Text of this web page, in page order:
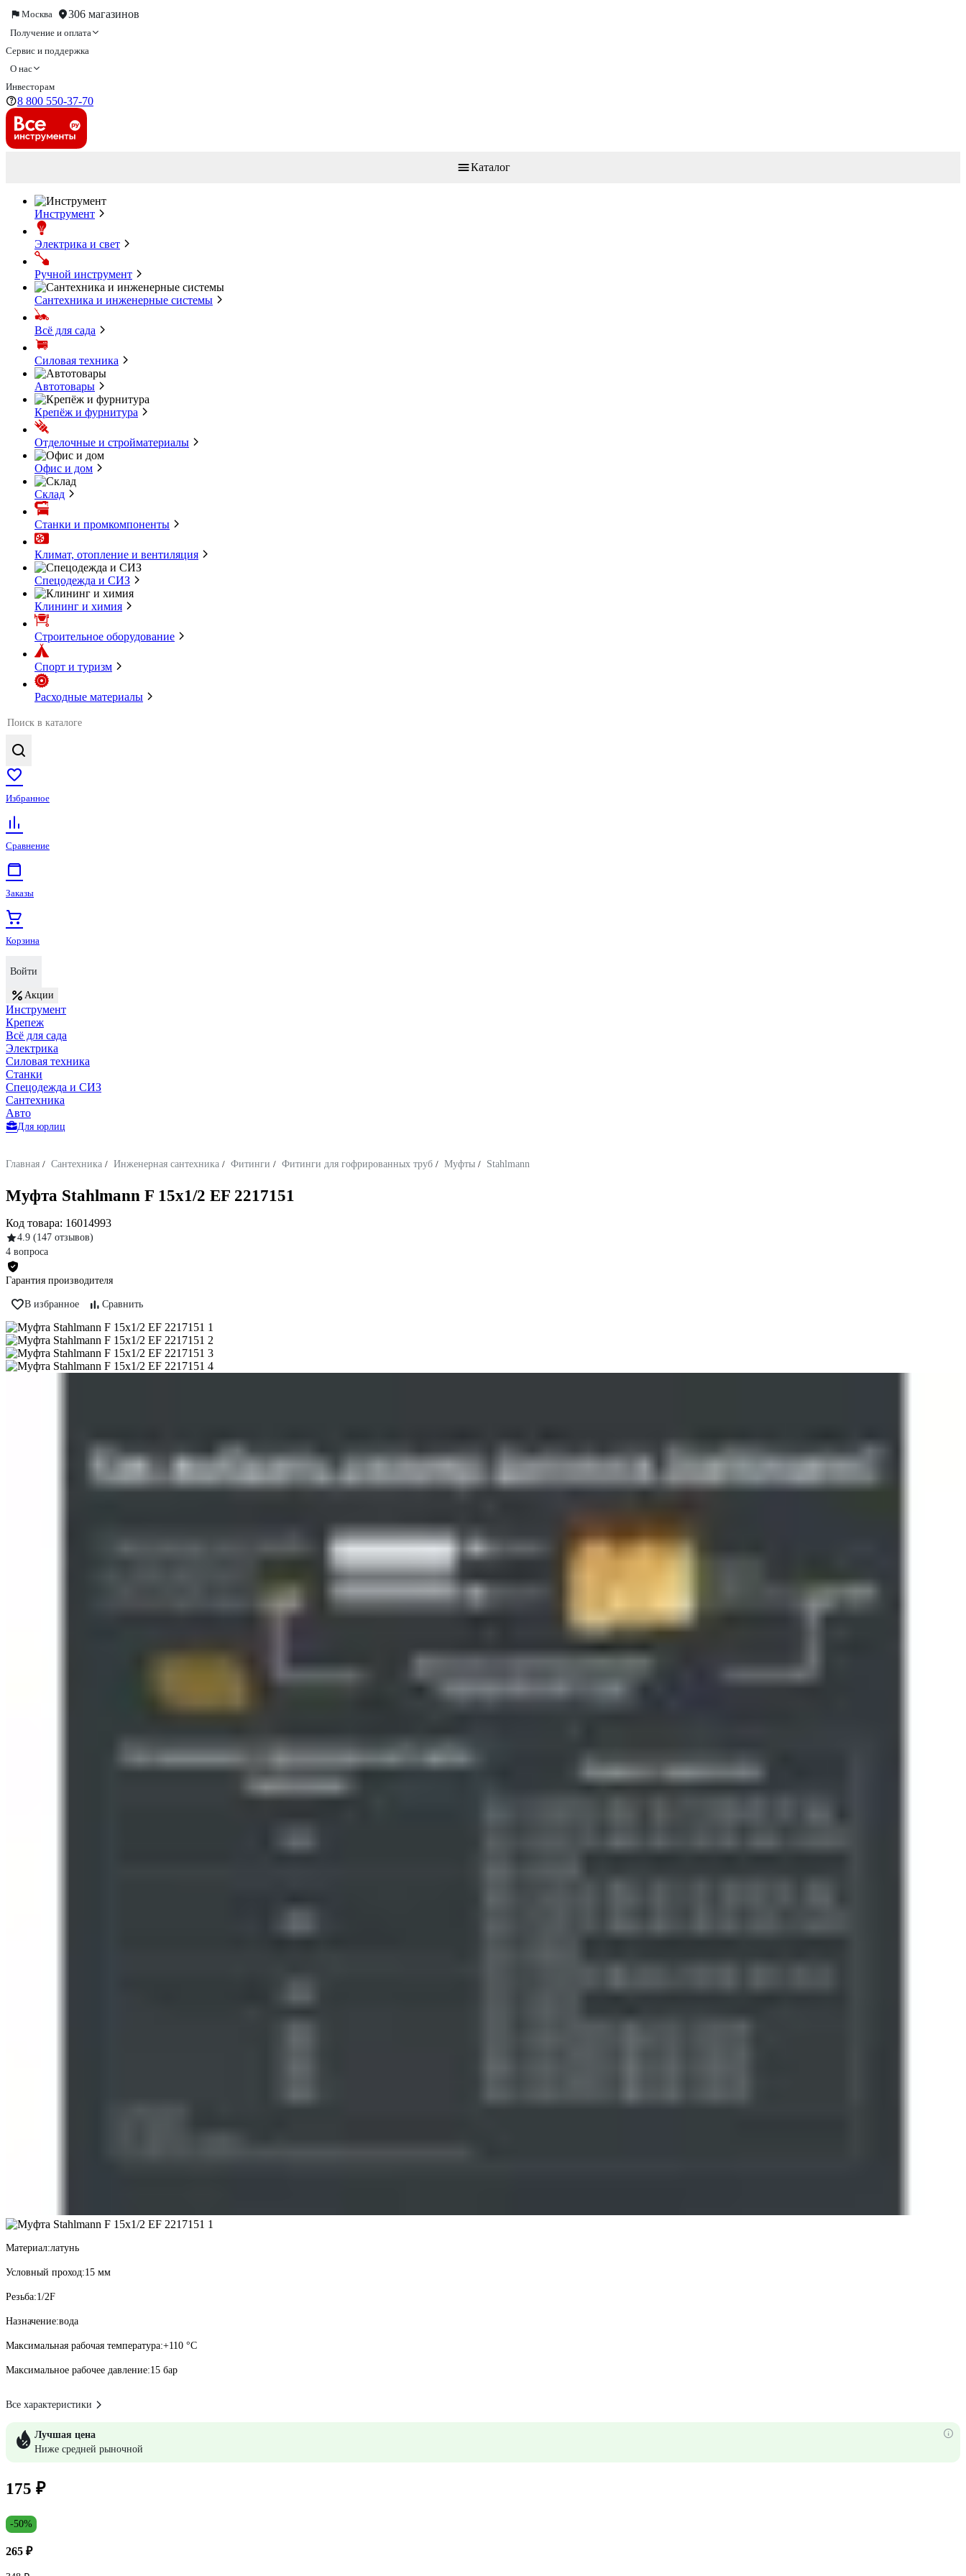
Москва 306 магазинов
Получение и оплата
Сервис и поддержка
О нас
Инвесторам
8 800 550-37-70
Каталог
Инструмент
Электрика и свет
Ручной инструмент
Сантехника и инженерные системы
Всё для сада
Силовая техника
Автотовары
Крепёж и фурнитура
Отделочные и стройматериалы
Офис и дом
Склад
Станки и промкомпоненты
Климат, отопление и вентиляция
Спецодежда и СИЗ
Клининг и химия
Строительное оборудование
Спорт и туризм
Расходные материалы
Избранное
Сравнение
Заказы
Корзина
Войти
Акции
Инструмент
Крепеж
Всё для сада
Электрика
Силовая техника
Станки
Спецодежда и СИЗ
Сантехника
Авто
Для юрлиц
Главная / Сантехника / Инженерная сантехника / Фитинги / Фитинги для гофрированных труб / Муфты / Stahlmann
Муфта Stahlmann F 15х1/2 EF 2217151
Код товара: 16014993
4.9 (147 отзывов)
4 вопроса
Гарантия производителя
В избранное Сравнить
Материал:латунь
Условный проход:15 мм
Резьба:1/2F
Назначение:вода
Максимальная рабочая температура:+110 °С
Максимальное рабочее давление:15 бар
Все характеристики
Лучшая цена
Ниже средней рыночной
175 ₽
-50%
265 ₽